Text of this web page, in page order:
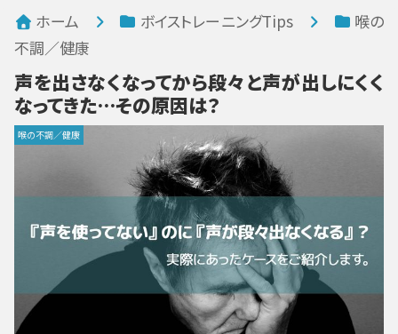
ホーム ボイストレーニングTips
喉の
不調／健康
声を出さなくなってから段々と声が出しにくく
なってきた…その原因は？
喉の不調／健康